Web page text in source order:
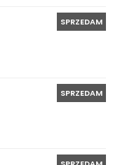
SPRZEDAM
SPRZEDAM